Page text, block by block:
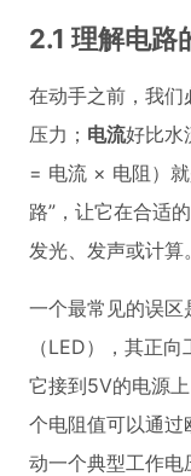
2.1 理解电路
在动手之前，我们
压力； 电流好比水
= 电流 × 电阻）
路”，让它在合适
发光、发声或计算。
一个最常见的误
（LED），其正
它接到5V的电源
个电阻值可以通
动一个典型工作